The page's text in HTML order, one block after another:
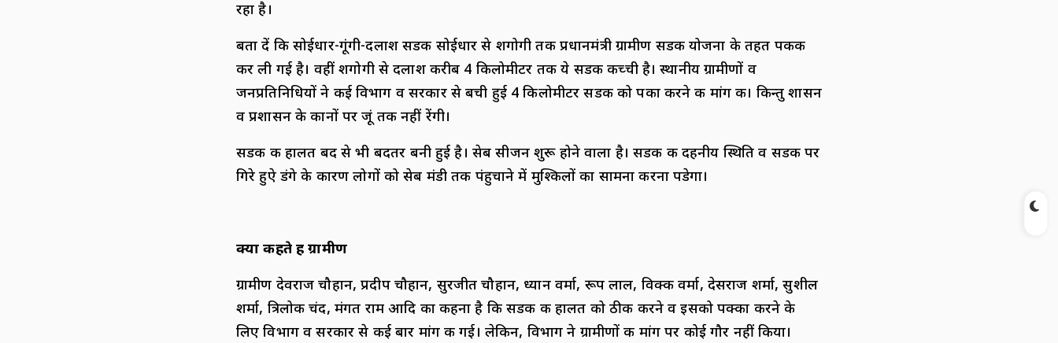
रहा है।
बता दें कि सोईधार-गूंगी-दलाश सडक सोईधार से शगोगी तक प्रधानमंत्री ग्रामीण सडक योजना के तहत पककी
कर ली गई है। वहीं शगोगी से दलाश करीब 4 किलोमीटर तक ये सडक कच्ची है। स्थानीय ग्रामीणों व
जनप्रतिनिधियों ने कई विभाग व सरकार से बची हुई 4 किलोमीटर सडक को पका करने की मांग की। किन्तु शासन
व प्रशासन के कानों पर जूं तक नहीं रेंगी।
सडक की हालत बद से भी बदतर बनी हुई है। सेब सीजन शुरू होने वाला है। सडक की दहनीय स्थिति व सडक पर
गिरे हुऐ डंगे के कारण लोगों को सेब मंडी तक पंहुचाने में मुश्किलों का सामना करना पडेगा।
क्या कहते हैं ग्रामीण
ग्रामीण देवराज चौहान, प्रदीप चौहान, सुरजीत चौहान, ध्यान वर्मा, रूप लाल, विक्की वर्मा, देसराज शर्मा, सुशील
शर्मा, त्रिलोक चंद, मंगत राम आदि का कहना है कि सडक की हालत को ठीक करने व इसको पक्का करने के
लिए विभाग व सरकार से कई बार मांग की गई। लेकिन, विभाग ने ग्रामीणों की मांग पर कोई गौर नहीं किया।